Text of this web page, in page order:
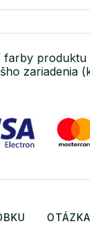
produktu
zariadenia